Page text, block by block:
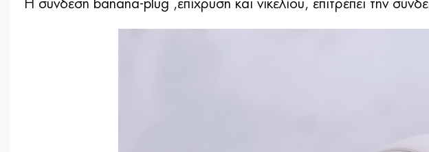
Η σύνδεση banana-plug ,επίχρυση και νικελίου, επιτρέπει την